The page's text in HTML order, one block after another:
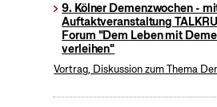
9. Kölner Demenzwochen -
Auftaktveranstaltung
Forum "Dem Leben mit
verleihen"
Vortrag, Diskussion zum Thema